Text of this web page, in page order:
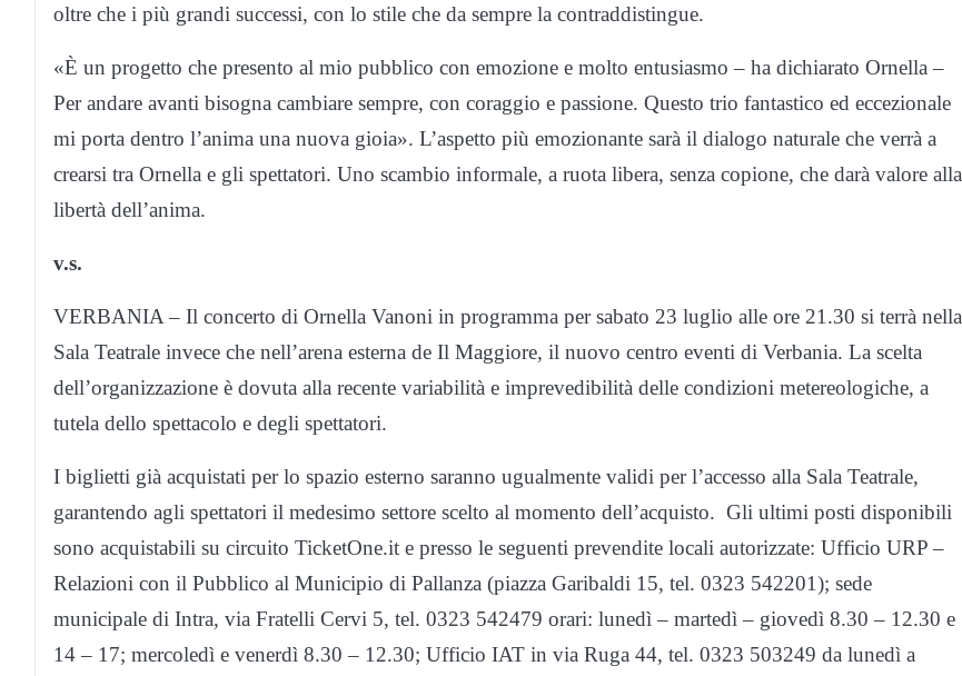
oltre che i più grandi successi, con lo stile che da sempre la contraddistingue.
«È un progetto che presento al mio pubblico con emozione e molto entusiasmo – ha dichiarato Ornella –
Per andare avanti bisogna cambiare sempre, con coraggio e passione. Questo trio fantastico ed eccezionale
mi porta dentro l’anima una nuova gioia». L’aspetto più emozionante sarà il dialogo naturale che verrà a
crearsi tra Ornella e gli spettatori. Uno scambio informale, a ruota libera, senza copione, che darà valore alla
libertà dell’anima.
v.s.
VERBANIA – Il concerto di Ornella Vanoni in programma per sabato 23 luglio alle ore 21.30 si terrà nella
Sala Teatrale invece che nell’arena esterna de Il Maggiore, il nuovo centro eventi di Verbania. La scelta
dell’organizzazione è dovuta alla recente variabilità e imprevedibilità delle condizioni metereologiche, a
tutela dello spettacolo e degli spettatori.
I biglietti già acquistati per lo spazio esterno saranno ugualmente validi per l’accesso alla Sala Teatrale,
garantendo agli spettatori il medesimo settore scelto al momento dell’acquisto. Gli ultimi posti disponibili
sono acquistabili su circuito TicketOne.it e presso le seguenti prevendite locali autorizzate: Ufficio URP –
Relazioni con il Pubblico al Municipio di Pallanza (piazza Garibaldi 15, tel. 0323 542201); sede
municipale di Intra, via Fratelli Cervi 5, tel. 0323 542479 orari: lunedì – martedì – giovedì 8.30 – 12.30 e
14 – 17; mercoledì e venerdì 8.30 – 12.30; Ufficio IAT in via Ruga 44, tel. 0323 503249 da lunedì a